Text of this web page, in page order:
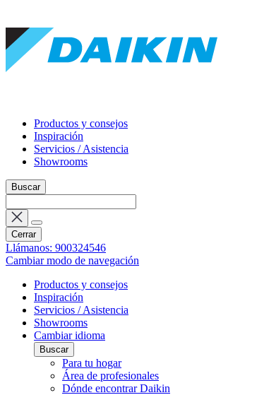
Productos y consejos
Inspiración
Servicios / Asistencia
Showrooms
Buscar
Cerrar
Llámanos: 900324546
Cambiar modo de navegación
Productos y consejos
Inspiración
Servicios / Asistencia
Showrooms
Cambiar idioma
Buscar
Para tu hogar
Área de profesionales
Dónde encontrar Daikin